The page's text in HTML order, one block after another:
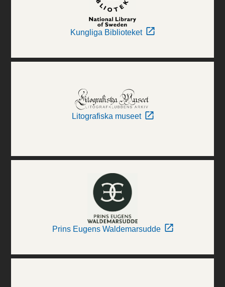
Kungliga Biblioteket
Litografiska museet
Prins Eugens Waldemarsudde